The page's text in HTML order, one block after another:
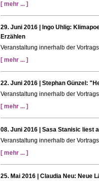
[ mehr ... ]
29. Juni 2016 | Ingo Uhlig:
Erzählen
Veranstaltung innerhalb der
[ mehr ... ]
22. Juni 2016 | Stephan Günzel:
Veranstaltung innerhalb der
[ mehr ... ]
08. Juni 2016 | Sasa Stanisic liest
Veranstaltung innerhalb der
[ mehr ... ]
25. Mai 2016 | Claudia Neu: Neue